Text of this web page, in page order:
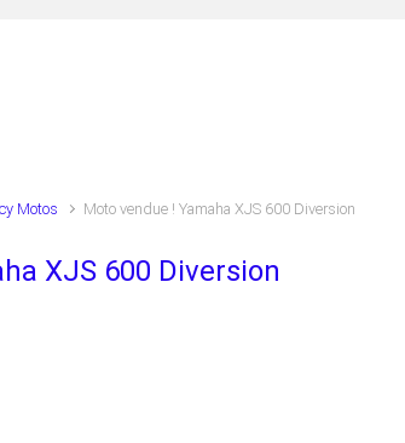
Motos Moto vendue ! Yamaha XJS 600 Diversion
XJS 600 Diversion